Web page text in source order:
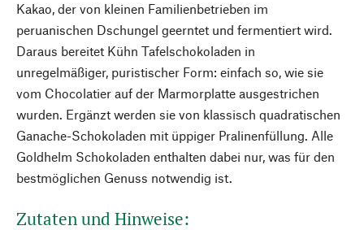
Kakao, der von kleinen Familienbetrieben im
peruanischen Dschungel geerntet und fermentiert wird.
Daraus bereitet Kühn Tafelschokoladen in
unregelmäßiger, puristischer Form: einfach so, wie sie
vom Chocolatier auf der Marmorplatte ausgestrichen
wurden. Ergänzt werden sie von klassisch quadratischen
Ganache-Schokoladen mit üppiger Pralinenfüllung. Alle
Goldhelm Schokoladen enthalten dabei nur, was für den
bestmöglichen Genuss notwendig ist.
Zutaten und Hinweise: